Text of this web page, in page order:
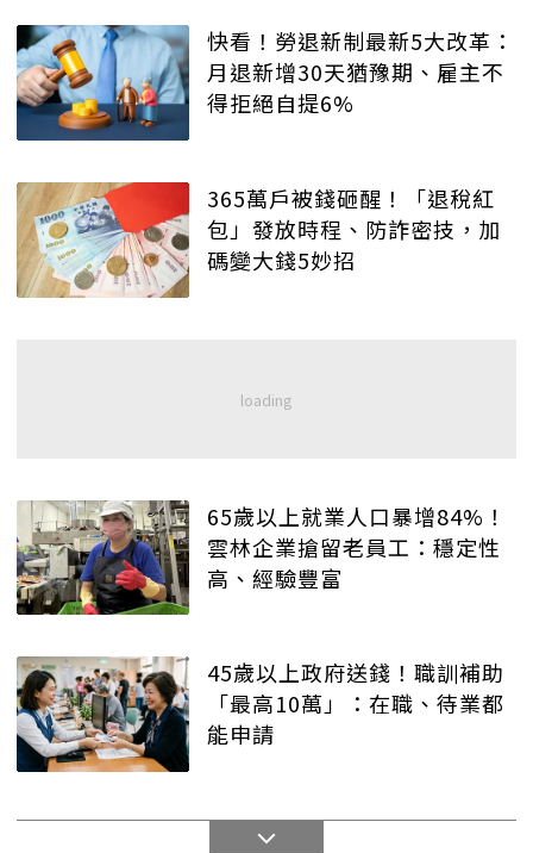
快看！勞退新制最新5大改革：
月退新增30天猶豫期、雇主不
得拒絕自提6%
365萬戶被錢砸醒！「退稅紅
包」發放時程、防詐密技，加
碼變大錢5妙招
65歲以上就業人口暴增84%！
雲林企業搶留老員工：穩定性
高、經驗豐富
45歲以上政府送錢！職訓補助
「最高10萬」：在職、待業都
能申請